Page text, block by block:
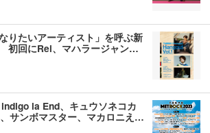
りたいアーティスト」を呼ぶ新
初回にRei、マハラージャン…
indigo la End、キュウソネコカ
サンボマスター、マカロニえ…